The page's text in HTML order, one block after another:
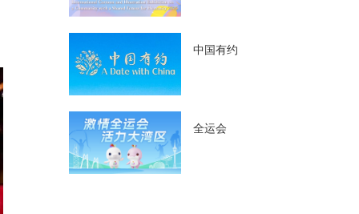
中国有约
全运会